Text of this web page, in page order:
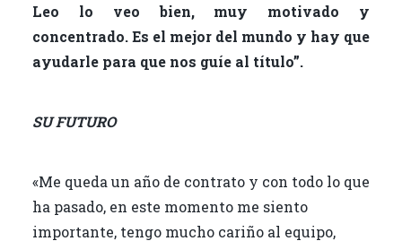
Leo lo veo bien, muy motivado y
concentrado. Es el mejor del mundo y hay que
ayudarle para que nos guíe al título”.
SU FUTURO
«Me queda un año de contrato y con todo lo que
ha pasado, en este momento me siento
importante, tengo mucho cariño al equipo,